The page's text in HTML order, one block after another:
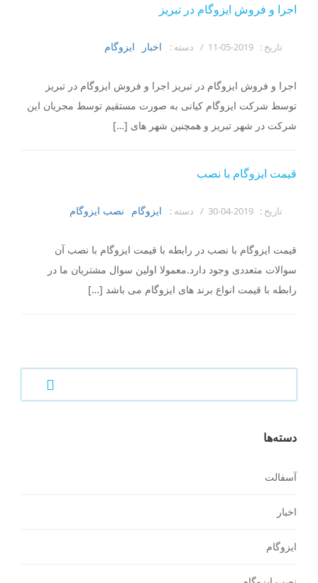
اجرا و فروش ایزوگام در تبریز
تاریخ : دسته : اخبار ایزوگام
اجرا و فروش ایزوگام در تبریز اجرا و فروش ایزوگام در تبریز
توسط شرکت ایزوگام کیانی به صورت مستقیم توسط مجریان این
شرکت در شهر تبریز و همچنین شهر های […]
قیمت ایزوگام با نصب
تاریخ : دسته : ایزوگام نصب ایزوگام
قیمت ایزوگام با نصب در رابطه با قیمت ایزوگام با نصب آن
سوالات متعددی وجود دارد.معمولا اولین سوال مشتریان ما در
رابطه با قیمت انواع برند های ایزوگام می باشد […]
دسته‌ها
آسفالت
اخبار
ایزوگام